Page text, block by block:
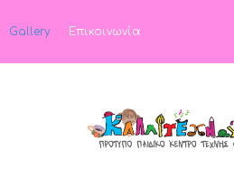
Gallery Επικοινωνία